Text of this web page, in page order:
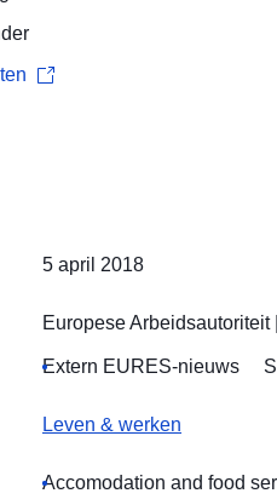
5 april 2018
Europese Arbeidsautoriteit|
Extern EURES-nieuws
Leven & werken
Accomodation and food